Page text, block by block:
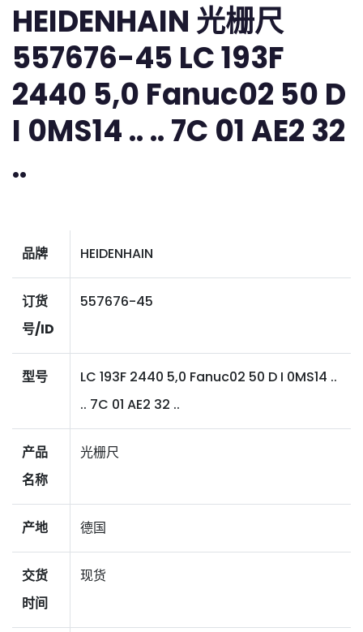
HEIDENHAIN 光栅尺
557676-45 LC 193F
2440 5,0 Fanuc02 50 D
I 0MS14 .. .. 7C 01 AE2 32
..
品牌 HEIDENHAIN
订货
号/ID
557676-45
型号
LC 193F 2440 5,0 Fanuc02 50 D I 0MS14 ..
.. 7C 01 AE2 32 ..
产品
名称
光栅尺
产地 德国
交货
时间
现货